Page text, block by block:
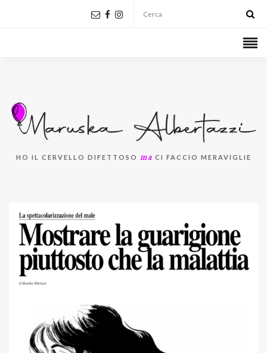
HO IL CERVELLO DIFETTOSO ma CI FACCIO MERAVIGLIE